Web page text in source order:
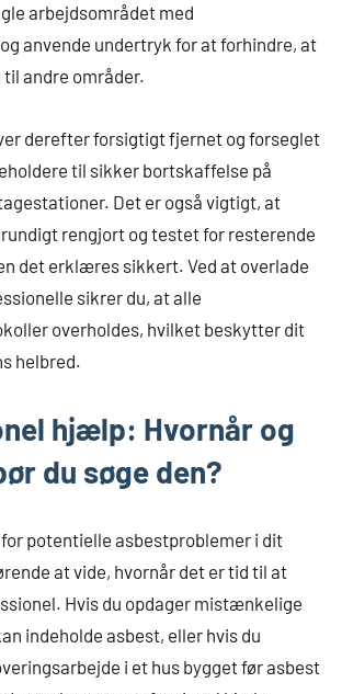
arbejdsområdet med
anvende undertryk for at forhindre, at
andre områder.
derefter forsigtigt fjernet og forseglet
til sikker bortskaffelse på
Det er også vigtigt, at
rengjort og testet for resterende
det erklæres sikkert. Ved at overlade
sikrer du, at alle
overholdes, hvilket beskytter dit
helbred.
hjælp: Hvornår og
du søge den?
potentielle asbestproblemer i dit
at vide, hvornår det er tid til at
Hvis du opdager mistænkelige
indeholde asbest, eller hvis du
i et hus bygget før asbest